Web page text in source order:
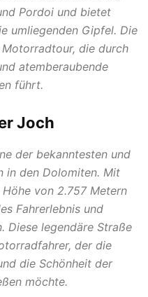
Pordoi und bietet
umliegenden Gipfel. Die
die durch
atemberaubende
führt.
Joch
der bekanntesten und
in den Dolomiten. Mit
von 2.757 Metern
Fahrerlebnis und
Diese legendäre Straße
der die
die Schönheit der
möchte.